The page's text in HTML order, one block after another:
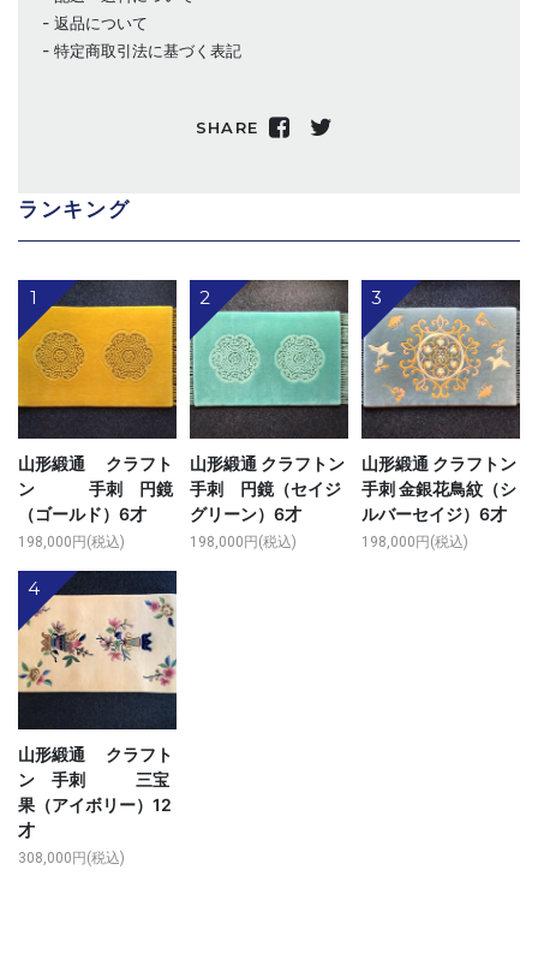
返品について
特定商取引法に基づく表記
SHARE
ランキング
1
山形緞通 クラフト
ン 手刺 円鏡
（ゴールド）6才
198,000円(税込)
2
山形緞通 クラフトン
手刺 円鏡（セイジ
グリーン）6才
198,000円(税込)
3
山形緞通 クラフトン
手刺 金銀花鳥紋（シ
ルバーセイジ）6才
198,000円(税込)
4
山形緞通 クラフト
ン 手刺 三宝
果（アイボリー）12
才
308,000円(税込)